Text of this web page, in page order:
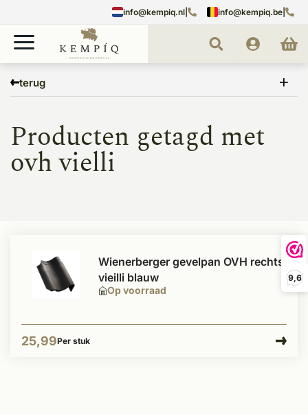
9,6
info@kempiq.nl info@kempiq.be
terug
ovh vielli
Producten getagd met
ovh vielli
Op voorraad
Wienerberger gevelpan OVH rechts
vieilli blauw
25,99Per stuk